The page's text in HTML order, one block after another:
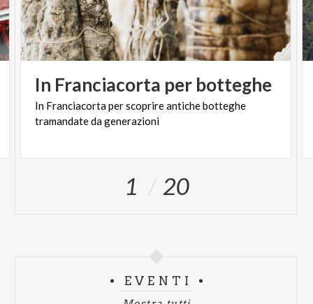
In Franciacorta per botteghe
In Franciacortaperscoprireantichebotteghe
tramandatedagenerazioni
1 20
EVENTI